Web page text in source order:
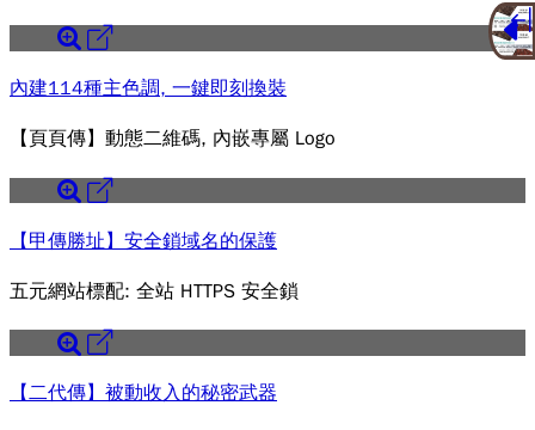
內建114種主色調, 一鍵即刻換裝
【頁頁傳】動態二維碼, 內嵌專屬 Logo
【甲傳勝址】安全鎖域名的保護
五元網站標配: 全站 HTTPS 安全鎖
【二代傳】被動收入的秘密武器